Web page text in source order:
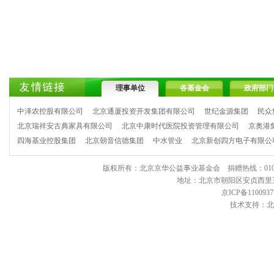
理事单位 各基金会 政府部门
中泽农控股有限公司 北京通厦投资开发集团有限公司 世纪金源集团
民
北京瑞祥安古典家具有限公司
北京中康时代医院投资管理有限公司
京奥港
四海基业控股集团
北京朝音信德集团 中水管业 北京新创四方电子有限公
版权所有：北京京华公益事业基金会 捐赠热线：
地址：北京市朝阳区安贞西
京ICP备
技术支持：